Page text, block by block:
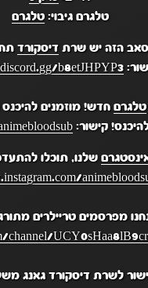
טלגרם גיבוי:טלגרם
הזה יש שרת דיסקורד
b8etJHPYP3
טלגרםחדש! מוזמנים
קישור:
שלנו, תוכלו
מפרסמים טריילרים
channel/
לשרת דיסקורד גאנג